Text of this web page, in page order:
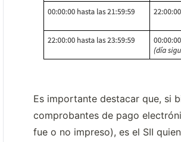
Es importante destacar que, si
comprobantes de pago
fue o no impreso), es el SII